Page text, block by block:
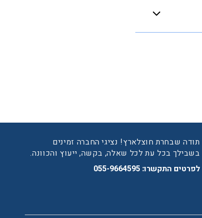
תודה שבחרת חוצלארץ! נציגי החברה זמינים
בשבילך בכל עת לכל שאלה, בקשה, ייעוץ והכוונה.
לפרטים התקשרו: 055-9664595